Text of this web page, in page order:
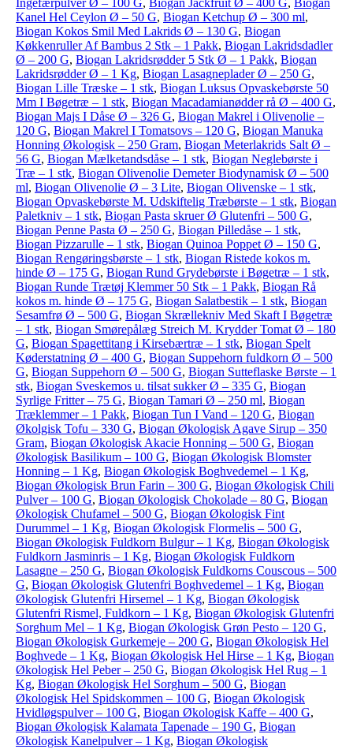
Ingefærpulver Ø – 100 G, Biogan Jackfruit Ø – 400 G, Biogan
Kanel Hel Ceylon Ø – 50 G, Biogan Ketchup Ø – 300 ml,
Biogan Kokos Smil Med Lakrids Ø – 130 G, Biogan
Køkkenruller Af Bambus 2 Stk – 1 Pakk, Biogan Lakridsdadler
Ø – 200 G, Biogan Lakridsrødder 5 Stk Ø – 1 Pakk, Biogan
Lakridsrødder Ø – 1 Kg, Biogan Lasagneplader Ø – 250 G,
Biogan Lille Træske – 1 stk, Biogan Luksus Opvaskebørste 50
Mm I Bøgetræ – 1 stk, Biogan Macadamianødder rå Ø – 400 G,
Biogan Majs I Dåse Ø – 326 G, Biogan Makrel i Olivenolie –
120 G, Biogan Makrel I Tomatsovs – 120 G, Biogan Manuka
Honning Økologisk – 250 Gram, Biogan Meterlakrids Salt Ø –
56 G, Biogan Mælketandsdåse – 1 stk, Biogan Neglebørste i
Træ – 1 stk, Biogan Olivenolie Demeter Biodynamisk Ø – 500
ml, Biogan Olivenolie Ø – 3 Lite, Biogan Olivenske – 1 stk,
Biogan Opvaskebørste M. Udskiftelig Træbørste – 1 stk, Biogan
Paletkniv – 1 stk, Biogan Pasta skruer Ø Glutenfri – 500 G,
Biogan Penne Pasta Ø – 250 G, Biogan Pilledåse – 1 stk,
Biogan Pizzarulle – 1 stk, Biogan Quinoa Poppet Ø – 150 G,
Biogan Rengøringsbørste – 1 stk, Biogan Ristede kokos m.
hinde Ø – 175 G, Biogan Rund Grydebørste i Bøgetræ – 1 stk,
Biogan Runde Trætøj Klemmer 50 Stk – 1 Pakk, Biogan Rå
kokos m. hinde Ø – 175 G, Biogan Salatbestik – 1 stk, Biogan
Sesamfrø Ø – 500 G, Biogan Skrællekniv Med Skaft I Bøgetræ
– 1 stk, Biogan Smørepålæg Streich M. Krydder Tomat Ø – 180
G, Biogan Spagettitang i Kirsebærtræ – 1 stk, Biogan Spelt
Køderstatning Ø – 400 G, Biogan Suppehorn fuldkorn Ø – 500
G, Biogan Suppehorn Ø – 500 G, Biogan Sutteflaske Børste – 1
stk, Biogan Sveskemos u. tilsat sukker Ø – 335 G, Biogan
Syrlige Fritter – 75 G, Biogan Tamari Ø – 250 ml, Biogan
Træklemmer – 1 Pakk, Biogan Tun I Vand – 120 G, Biogan
Økolgisk Tofu – 330 G, Biogan Økologisk Agave Sirup – 350
Gram, Biogan Økologisk Akacie Honning – 500 G, Biogan
Økologisk Basilikum – 100 G, Biogan Økologisk Blomster
Honning – 1 Kg, Biogan Økologisk Boghvedemel – 1 Kg,
Biogan Økologisk Brun Farin – 300 G, Biogan Økologisk Chili
Pulver – 100 G, Biogan Økologisk Chokolade – 80 G, Biogan
Økologisk Chufamel – 500 G, Biogan Økologisk Fint
Durummel – 1 Kg, Biogan Økologisk Flormelis – 500 G,
Biogan Økologisk Fuldkorn Bulgur – 1 Kg, Biogan Økologisk
Fuldkorn Jasminris – 1 Kg, Biogan Økologisk Fuldkorn
Lasagne – 250 G, Biogan Økologisk Fuldkorns Couscous – 500
G, Biogan Økologisk Glutenfri Boghvedemel – 1 Kg, Biogan
Økologisk Glutenfri Hirsemel – 1 Kg, Biogan Økologisk
Glutenfri Rismel, Fuldkorn – 1 Kg, Biogan Økologisk Glutenfri
Sorghum Mel – 1 Kg, Biogan Økologisk Grøn Pesto – 120 G,
Biogan Økologisk Gurkemeje – 200 G, Biogan Økologisk Hel
Boghvede – 1 Kg, Biogan Økologisk Hel Hirse – 1 Kg, Biogan
Økologisk Hel Peber – 250 G, Biogan Økologisk Hel Rug – 1
Kg, Biogan Økologisk Hel Sorghum – 500 G, Biogan
Økologisk Hel Spidskommen – 100 G, Biogan Økologisk
Hvidløgspulver – 100 G, Biogan Økologisk Kaffe – 400 G,
Biogan Økologisk Kalamata Tapenade – 190 G, Biogan
Økologisk Kanelpulver – 1 Kg, Biogan Økologisk